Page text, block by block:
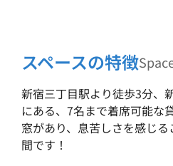
スペースの特徴
新宿三丁目駅より徒歩3分、
にある、7名まで着席可能な
窓があり、息苦しさを感じ
間です！